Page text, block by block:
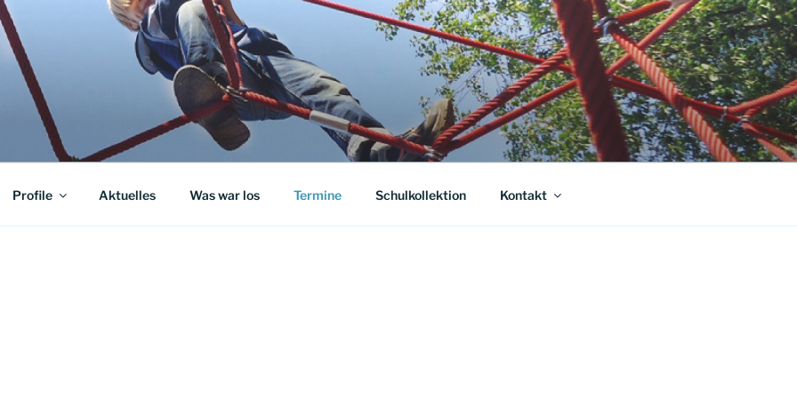
ISLANDSTRASSE
Profile Aktuelles Was war los Termine Schulkollektion Kontakt